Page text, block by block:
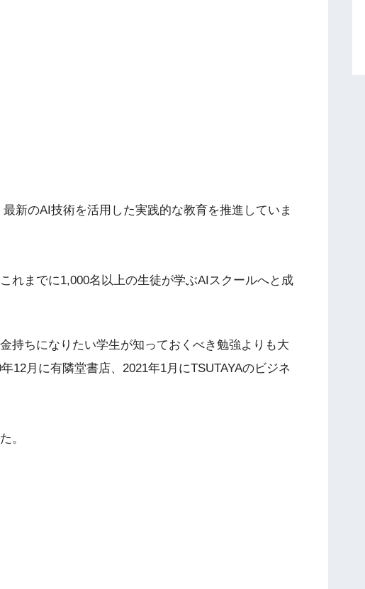
新のAI技術を活用した実践的な教育を推進していま
れまでに1,000名以上の生徒が学ぶAIスクールへと成
持ちになりたい学生が知っておくべき勉強よりも大
12月に有隣堂書店、2021年1月にTSUTAYAのビジネ
。